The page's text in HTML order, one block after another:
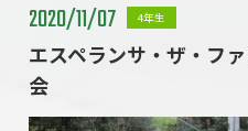
2020/11/07 4年生
エスペランサ・ザ・フ
会